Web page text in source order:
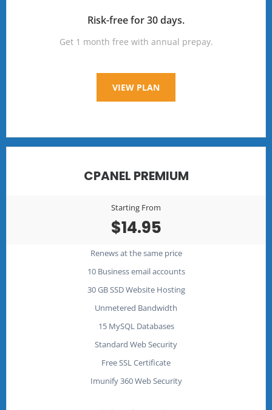
Risk-free for 30 days.
Get 1 month free with annual prepay.
VIEW PLAN
CPANEL PREMIUM
Starting From
$14.95
Renews at the same price
10 Business email accounts
30 GB SSD Website Hosting
Unmetered Bandwidth
15 MySQL Databases
Standard Web Security
Free SSL Certificate
Imunify 360 Web Security